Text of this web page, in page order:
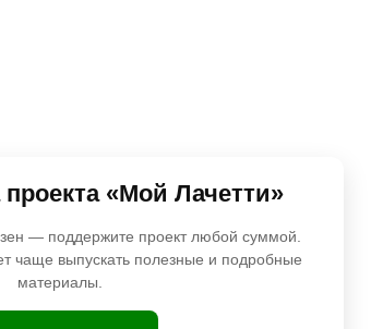
«Мой Лачетти»
— поддержите проект любой суммой.
чаще выпускать полезные и подробные
материалы.